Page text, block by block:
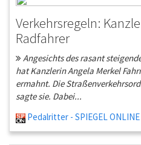
Verkehrsregeln:
Radfahrer
Angesichts des rasant
hat Kanzlerin Angela Merkel
ermahnt. Die
sagte sie. Dabei...
Pedalritter - SPIEGEL ONLINE